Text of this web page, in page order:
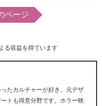
ページ
る収益を得ています
たカルチャーが好き。元デザ
トも得意分野です。ホラー映